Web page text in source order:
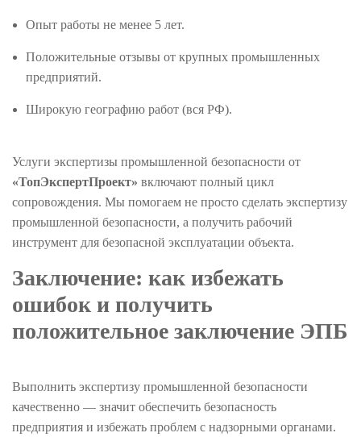
Опыт работы не менее 5 лет.
Положительные отзывы от крупных промышленных
предприятий.
Широкую географию работ (вся РФ).
Услуги экспертизы промышленной безопасности от
«ТопЭкспертПроект» включают полный цикл
сопровождения. Мы помогаем не просто сделать экспертизу
промышленной безопасности, а получить рабочий
инструмент для безопасной эксплуатации объекта.
Заключение: как избежать
ошибок и получить
положительное заключение ЭПБ
Выполнить экспертизу промышленной безопасности
качественно — значит обеспечить безопасность
предприятия и избежать проблем с надзорными органами.